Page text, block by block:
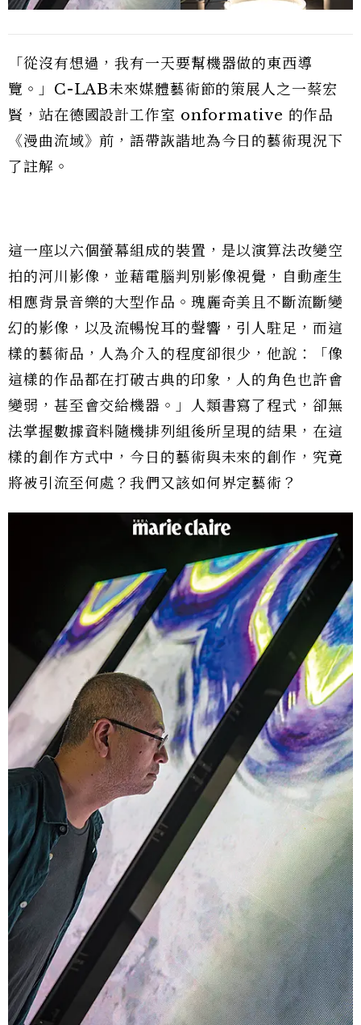
「從沒有想過，我有一天要幫機器做的東西導
覽。」C-LAB未來媒體藝術節的策展人之一蔡宏
賢，站在德國設計工作室 onformative 的作品
《漫曲流域》前，語帶詼諧地為今日的藝術現況下
了註解。
這一座以六個螢幕組成的裝置，是以演算法改變空
拍的河川影像，並藉電腦判別影像視覺，自動產生
相應背景音樂的大型作品。瑰麗奇美且不斷流斷變
幻的影像，以及流暢悅耳的聲響，引人駐足，而這
樣的藝術品，人為介入的程度卻很少，他說：「像
這樣的作品都在打破古典的印象，人的角色也許會
變弱，甚至會交給機器。」人類書寫了程式，卻無
法掌握數據資料隨機排列組後所呈現的結果，在這
樣的創作方式中，今日的藝術與未來的創作，究竟
將被引流至何處？我們又該如何界定藝術？